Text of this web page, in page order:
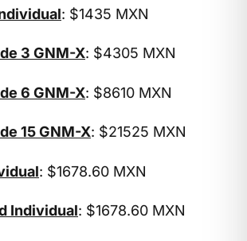
: $1435 MXN
3 GNM-X: $4305 MXN
6 GNM-X: $8610 MXN
15 GNM-X: $21525 MXN
: $1678.60 MXN
Individual: $1678.60 MXN